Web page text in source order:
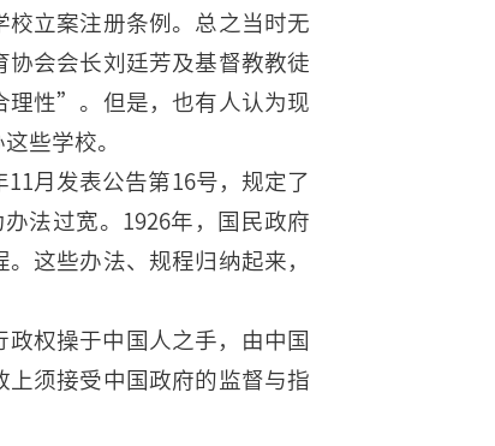
立案注册条例。总之当时无
会会长刘廷芳及基督教教徒
理性”。但是，也有人认为现
些学校。
月发表公告第16号，规定了
法过宽。1926年，国民政府
这些办法、规程归纳起来，
权操于中国人之手，由中国
上须接受中国政府的监督与指